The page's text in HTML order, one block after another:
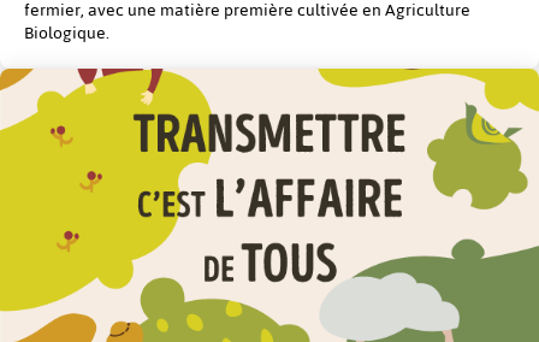
fermier, avec une matière première cultivée en Agriculture
Biologique.